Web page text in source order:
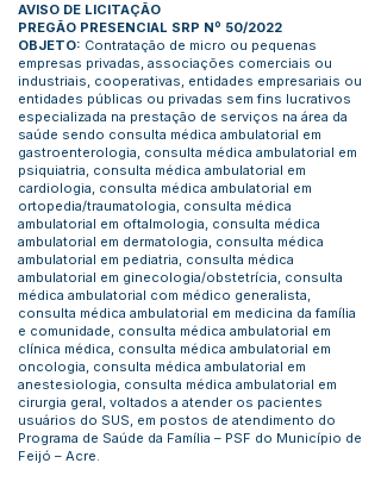
AVISO DE LICITAÇÃO
PREGÃO PRESENCIAL SRP Nº 50/2022
OBJETO: Contratação de micro ou pequenas
empresas privadas, associações comerciais ou
industriais, cooperativas, entidades empresariais ou
entidades públicas ou privadas sem fins lucrativos
especializada na prestação de serviços na área da
saúde sendo consulta médica ambulatorial em
gastroenterologia, consulta médica ambulatorial em
psiquiatria, consulta médica ambulatorial em
cardiologia, consulta médica ambulatorial em
ortopedia/traumatologia, consulta médica
ambulatorial em oftalmologia, consulta médica
ambulatorial em dermatologia, consulta médica
ambulatorial em pediatria, consulta médica
ambulatorial em ginecologia/obstetrícia, consulta
médica ambulatorial com médico generalista,
consulta médica ambulatorial em medicina da família
e comunidade, consulta médica ambulatorial em
clínica médica, consulta médica ambulatorial em
oncologia, consulta médica ambulatorial em
anestesiologia, consulta médica ambulatorial em
cirurgia geral, voltados a atender os pacientes
usuários do SUS, em postos de atendimento do
Programa de Saúde da Família – PSF do Município de
Feijó – Acre.